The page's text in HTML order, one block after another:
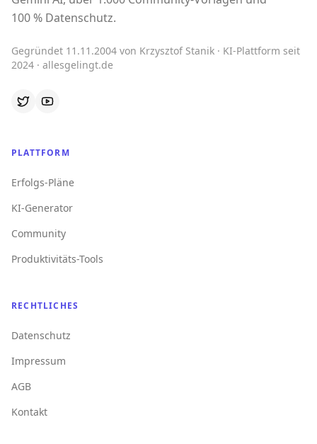
100 % Datenschutz.
Gegründet 11.11.2004 von Krzysztof Stanik · KI-Plattform seit
2024 · allesgelingt.de
PLATTFORM
Erfolgs-Pläne
KI-Generator
Community
Produktivitäts-Tools
RECHTLICHES
Datenschutz
Impressum
AGB
Kontakt